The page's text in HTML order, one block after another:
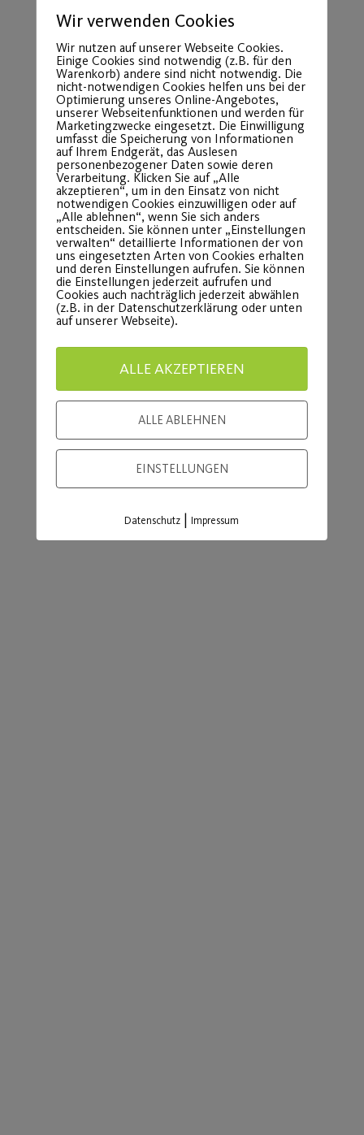
Wir verwenden Cookies
Wir nutzen auf unserer Webseite Cookies.
Einige Cookies sind notwendig (z.B. für den
Warenkorb) andere sind nicht notwendig. Die
nicht-notwendigen Cookies helfen uns bei der
Optimierung unseres Online-Angebotes,
unserer Webseitenfunktionen und werden für
Marketingzwecke eingesetzt. Die Einwilligung
umfasst die Speicherung von Informationen
auf Ihrem Endgerät, das Auslesen
personenbezogener Daten sowie deren
Verarbeitung. Klicken Sie auf „Alle
akzeptieren“, um in den Einsatz von nicht
notwendigen Cookies einzuwilligen oder auf
„Alle ablehnen“, wenn Sie sich anders
entscheiden. Sie können unter „Einstellungen
verwalten“ detaillierte Informationen der von
uns eingesetzten Arten von Cookies erhalten
und deren Einstellungen aufrufen. Sie können
die Einstellungen jederzeit aufrufen und
Cookies auch nachträglich jederzeit abwählen
(z.B. in der Datenschutzerklärung oder unten
auf unserer Webseite).
ALLE AKZEPTIEREN
ALLE ABLEHNEN
EINSTELLUNGEN
Datenschutz |Impressum